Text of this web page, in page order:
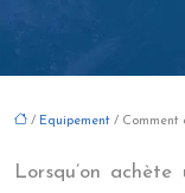
/ Equipement / Comment
Lorsqu’on